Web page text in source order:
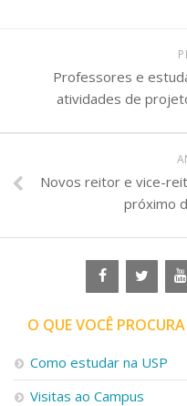
Professores e
atividades de
Novos reitor e vice-
próximo
O QUE VOCÊ
Como estudar na USP
Visitas ao Campus